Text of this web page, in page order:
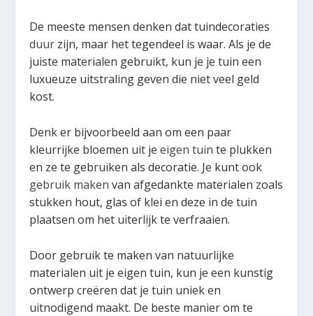
De meeste mensen denken dat tuindecoraties
duur zijn, maar het tegendeel is waar. Als je de
juiste materialen gebruikt, kun je je tuin een
luxueuze uitstraling geven die niet veel geld
kost.
Denk er bijvoorbeeld aan om een paar
kleurrijke bloemen uit jeeigen tuin te plukken
en ze te gebruiken als decoratie. Je kunt ook
gebruik maken van afgedankte materialen zoals
stukken hout, glas of klei en deze in de tuin
plaatsen om het uiterlijk te verfraaien.
Door gebruik te maken van natuurlijke
materialen uit je eigen tuin, kun je een kunstig
ontwerp creëren dat je tuin uniek en
uitnodigend maakt. De beste manier om te